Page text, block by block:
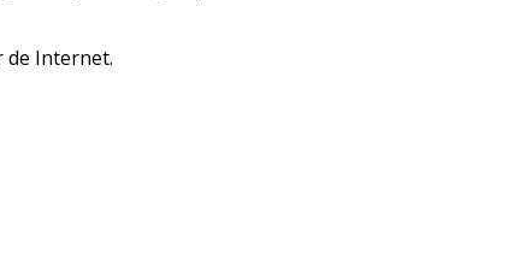
de Internet.